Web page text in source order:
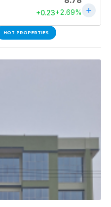
HOT PROPERTIES